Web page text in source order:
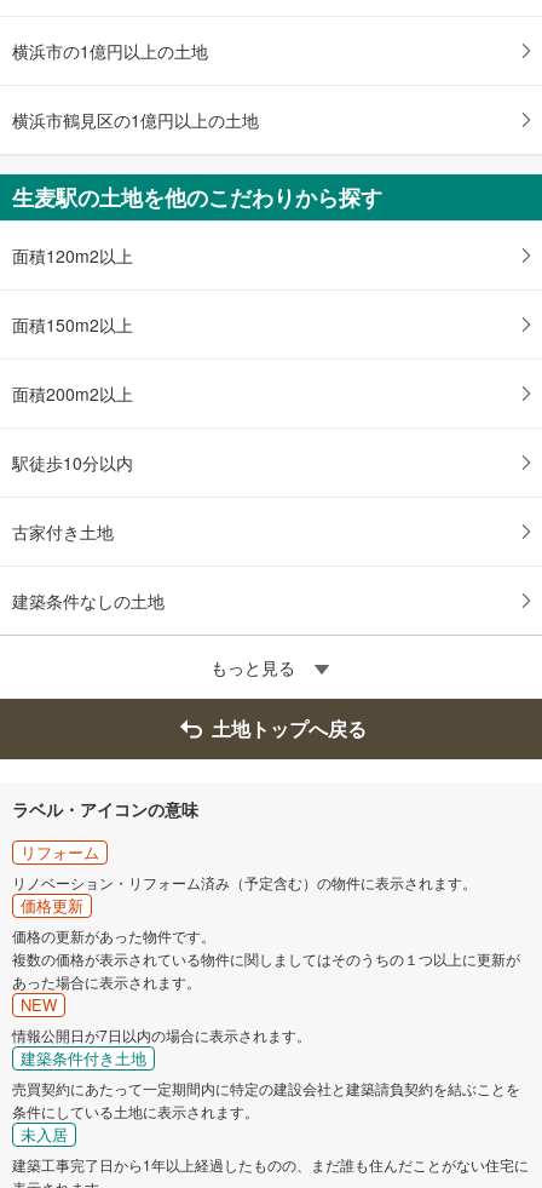
・
件
マ
イ
ペ
ー
保
す
る
横浜市の1億円以上の土地
横浜市鶴見区の1億円以上の土地
生麦駅の土地を他のこだわりから探す
面積120m2以上
面積150m2以上
面積200m2以上
駅徒歩10分以内
古家付き土地
建築条件なしの土地
もっと見る
土地トップへ戻る
ラベル・アイコンの意味
リフォーム
リノベーション・リフォーム済み（予定含む）の物件に表示されます。
価格更新
価格の更新があった物件です。
複数の価格が表示されている物件に関しましてはそのうちの１つ以上に更新が
あった場合に表示されます。
NEW
情報公開日が7日以内の場合に表示されます。
建築条件付き土地
売買契約にあたって一定期間内に特定の建設会社と建築請負契約を結ぶことを
条件にしている土地に表示されます。
未入居
建築工事完了日から1年以上経過したものの、まだ誰も住んだことがない住宅に